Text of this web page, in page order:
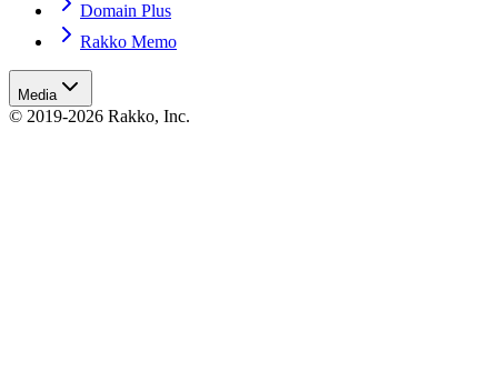
Domain Plus
Rakko Memo
Media
© 2019-2026 Rakko, Inc.